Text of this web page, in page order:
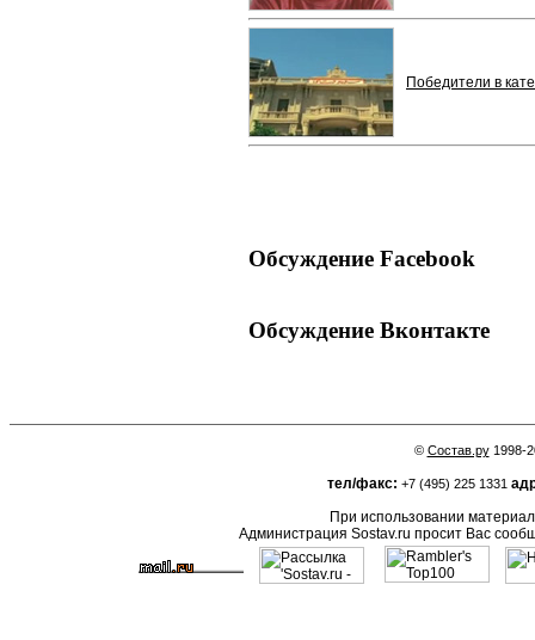
Победители в
Обсуждение Facebook
Обсуждение Вконтакте
© Состав.ру1998-
тел/факс: +7 (495) 225 1331
При использовании
Администрация Sostav.ru просит Вас